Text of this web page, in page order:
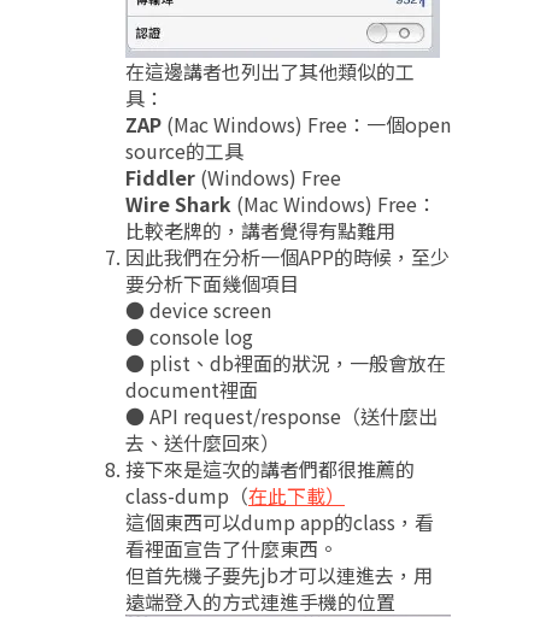
在這邊講者也列出了其他類似的工
具：
ZAP (Mac Windows) Free：一個open
source的工具
Fiddler (Windows) Free
Wire Shark (Mac Windows) Free：
比較老牌的，講者覺得有點難用
因此我們在分析一個APP的時候，至少
要分析下面幾個項目
● device screen
● console log
● plist、db裡面的狀況，一般會放在
document裡面
● API request/response（送什麼出
去、送什麼回來）
接下來是這次的講者們都很推薦的
class-dump（在此下載）
這個東西可以dump app的class，看
看裡面宣告了什麼東西。
但首先機子要先jb才可以連進去，用
遠端登入的方式連進手機的位置